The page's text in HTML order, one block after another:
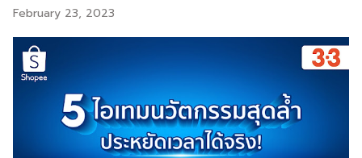
February 23, 2023